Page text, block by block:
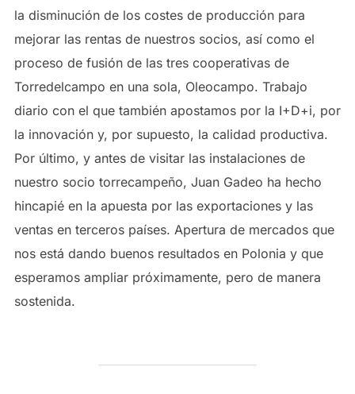
la disminución de los costes de producción para
mejorar las rentas de nuestros socios, así como el
proceso de fusión de las tres cooperativas de
Torredelcampo en una sola, Oleocampo. Trabajo
diario con el que también apostamos por la I+D+i, por
la innovación y, por supuesto, la calidad productiva.
Por último, y antes de visitar las instalaciones de
nuestro socio torrecampeño, Juan Gadeo ha hecho
hincapié en la apuesta por las exportaciones y las
ventas en terceros países. Apertura de mercados que
nos está dando buenos resultados en Polonia y que
esperamos ampliar próximamente, pero de manera
sostenida.